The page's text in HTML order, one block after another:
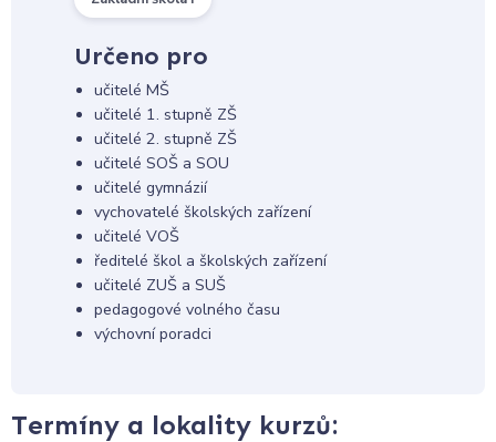
Určeno pro
učitelé MŠ
učitelé 1. stupně ZŠ
učitelé 2. stupně ZŠ
učitelé SOŠ a SOU
učitelé gymnázií
vychovatelé školských zařízení
učitelé VOŠ
ředitelé škol a školských zařízení
učitelé ZUŠ a SUŠ
pedagogové volného času
výchovní poradci
Termíny a lokality kurzů: